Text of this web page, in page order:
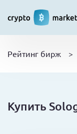
Рейтинг бирж >
Купить